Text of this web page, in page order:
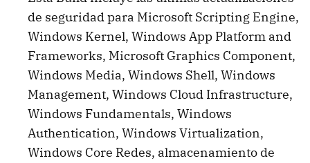
de seguridad para Microsoft Scripting Engine,
Windows Kernel, Windows App Platform and
Frameworks, Microsoft Graphics Component,
Windows Media, Windows Shell, Windows
Management, Windows Cloud Infrastructure,
Windows Fundamentals, Windows
Authentication, Windows Virtualization,
Windows Core Redes, almacenamiento de